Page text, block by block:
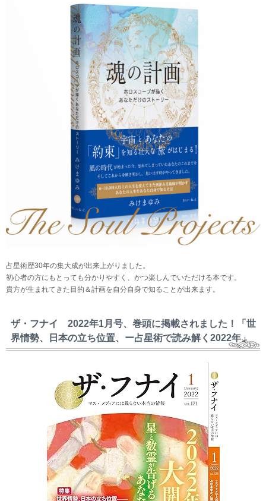
占星術歴30年の集大成が出来上がりました。
初心者の方にもとっても分かりやすく、かつ楽しんでいただける本です。
貴方が生まれてきた目的＆計画を自分自身で知ることが出来ます。
ザ・フナイ 2022年1月号、巻頭に掲載されました！「世
界情勢、日本の立ち位置、ー占星術で読み解く2022年」